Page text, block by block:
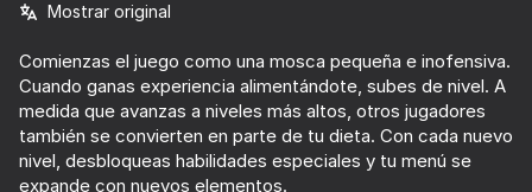
JUGAR
Geometry Wave: Online Editor
76
We Become What We Behold
66
Geometry Dash: Super Editor
70
I'm a
76
Mostrar original
Comienzas el juego como una mosca pequeña e inofensiva.
Cuando ganas experiencia alimentándote, subes de nivel. A
medida que avanzas a niveles más altos, otros jugadores
también se convierten en parte de tu dieta. Con cada nuevo
nivel, desbloqueas habilidades especiales y tu menú se
expande con nuevos elementos.